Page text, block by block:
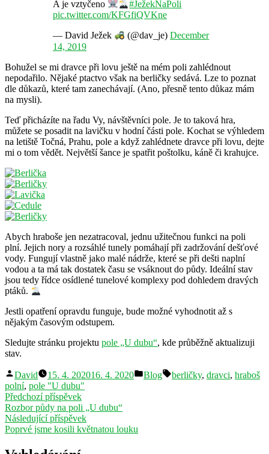
A je vztyčeno
#JežekNaPoli
pic.twitter.com/KFGfiQVKne
— David Ježek (@dav_je)December
14, 2019
Bohužel se mi dravce při lovu ještě na mém poli zahlédnout
nepodařilo. Nějaké ptactvo však na berličky sedává. Lze to poznat
dle důkazů, které tam zanechávají. (Ano, přesně tento důkaz mám
na mysli).
Teď přicházíte na řadu Vy, návštěvníci pole. Je to taková hra,
můžete se posadit na lavičku v hodní části pole. Kochat se výhledem
na letiště Točná, Prahu, pole a když zahlédnete dravce při lovu, dejte
mi o tom vědět. Největší šance je spatřit poštolku, káně či krahujce.
Abych hraboše jen nezatracoval, jednu užitečnou funkci na poli
plní. Jejich nory a rozsáhlé tunely pomáhají při zadržování dešťové
vody. Fungují vlastně jako malé nádrže, které se při dešti naplní
vodou a ta má tak dostatek času se vsáknout do půdy. Ideální stav
jsou tedy řídce osídlené tunelové komplexy pod dohledem dravých
ptáků.
Jestli opatření opravdu funguje, bude možné vyhodnotit až s
nějakým časovým odstupem.
Sledujte stránku projektu pole „U dubu“, kde průběžně aktualizuji
stav.
Autor
David 15. 4. 202016. 4. 2020
Publikováno
Blog Štítky:
berličky, dravci, hraboš
polní, pole "U dubu"
Navigace
pro
příspěvek
Předchozí příspěvekPředchozí
příspěvek:
Rozbor půdy na poli „U dubu“
Následující příspěvekNásledující
příspěvek:
Poprvé jsme kosili květnatou louku